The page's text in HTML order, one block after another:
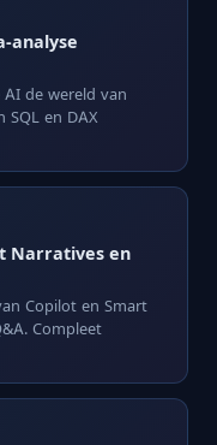
analyse
de wereld van
SQL en DAX
Narratives en
Copilot en Smart
Compleet